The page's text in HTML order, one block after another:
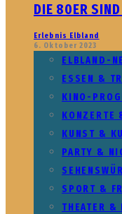
DIE 80ER
Erlebnis Elbland
6. Oktober 2023
ELBLAND-
ESSEN &
KINO-
KONZERTE
KUNST &
PARTY &
SPORT &
THEATER &